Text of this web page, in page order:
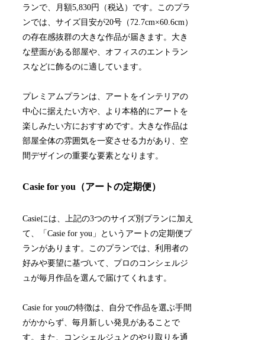
ランで、月額5,830円（税込）です。このプラ
ンでは、サイズ目安が20号（72.7cm×60.6cm）
の存在感抜群の大きな作品が届きます。大き
な壁面がある部屋や、オフィスのエントラン
スなどに飾るのに適しています。
プレミアムプランは、アートをインテリアの
中心に据えたい方や、より本格的にアートを
楽しみたい方におすすめです。大きな作品は
部屋全体の雰囲気を一変させる力があり、空
間デザインの重要な要素となります。
Casie for you（アートの定期便）
Casieには、上記の3つのサイズ別プランに加え
て、「Casie for you」というアートの定期便プ
ランがあります。このプランでは、利用者の
好みや要望に基づいて、プロのコンシェルジ
ュが毎月作品を選んで届けてくれます。
Casie for youの特徴は、自分で作品を選ぶ手間
がかからず、毎月新しい発見があることで
す。また、コンシェルジュとのやり取りを通